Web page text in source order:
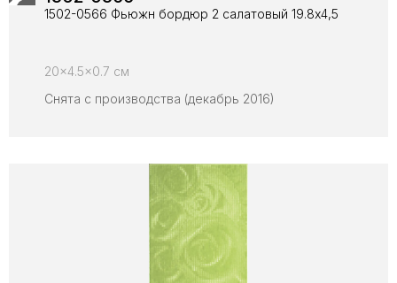
1502-0566 Фьюжн бордюр 2 салатовый 19.8х4,5
20x4.5x0.7 см
Снята с производства (декабрь 2016)